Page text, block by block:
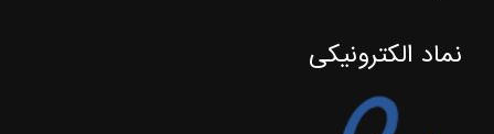
نماد الکترونیکی